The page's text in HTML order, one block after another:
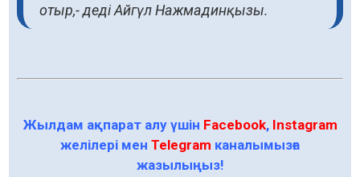
отыр,- деді Айгүл Нажмадинқызы.
Жылдам ақпарат алу үшін Facebook, Instagram
желілері мен Telegram каналымызға
жазылыңыз!